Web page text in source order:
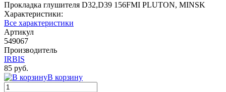
Прокладка глушителя D32,D39 156FMI PLUTON, MINSK
Характеристики:
Все характеристики
Артикул
549067
Производитель
IRBIS
85 руб.
В корзину